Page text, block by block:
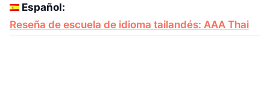
Español:
Reseña de escuela de idioma tailandés: AAA Thai